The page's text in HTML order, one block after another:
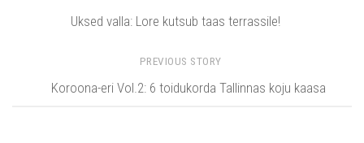
Uksed valla: Lore kutsub taas terrassile!
PREVIOUS STORY
Koroona-eri Vol.2: 6 toidukorda Tallinnas koju kaasa